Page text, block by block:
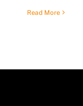
Read More